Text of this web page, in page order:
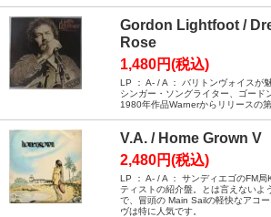
Gordon Lightfoot /
Rose
1,480円(税込)
LP ： A- / A ： バリトンヴォイスが
シンガー・ソングライター、ゴード
1980年作品Warnerからリリースの第
V.A. / Home Grown V
2,480円(税込)
LP ： A- / A ： サンディエゴのFM局
ティストの紹介盤。とは言えないよ
で、冒頭の Main Sailの軽快なアコ
ヴは特に人気です。